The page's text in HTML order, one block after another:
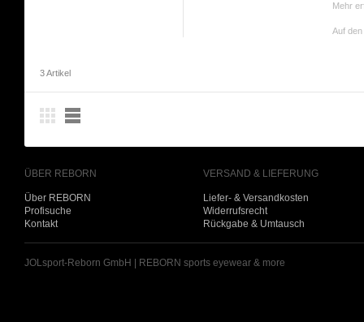
Mehr
Auf
3 Artikel
ÜBER REBORN VERSAND & LIEFERUNG
Über REBORN
Profisuche
Kontakt
Liefer- & Versandkosten
Widerrufsrecht
Rückgabe & Umtausch
JOLsport-Reborn GmbH | REBORN sports eyewear & more